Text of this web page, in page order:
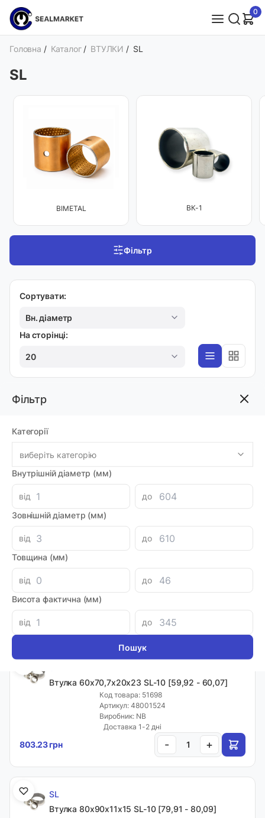
0
Фільтр
Категорії
виберіть категорію
Внутрішній діаметр (мм)
від
до
Зовнішній діаметр (мм)
від
до
Товщина (мм)
від
до
Висота фактична (мм)
від до
Головна / Каталог / ВТУЛКИ / SL
SL
BIMETAL ВК-1
Фільтр
Сортувати:
Вн. діаметр
На сторінці:
20
Доставка 1-2 дні
817.63 грн -
Втулка 55х62х20х23 SL-10 [54,91 - 55,07]
Код товара: 51691
Артикул: 48001714
Виробник: NB
1258.02 грн -
Втулка 60х70,7х20х23 SL-10 [59,92 - 60,07]
Код товара: 51698
Артикул: 48001524
Виробник: NB
Доставка 1-2 дні
803.23 грн - +
SL
Втулка 80х90х11х15 SL-10 [79,91 - 80,09]